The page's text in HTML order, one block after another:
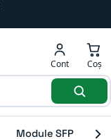
Cont Coș
Module SFP